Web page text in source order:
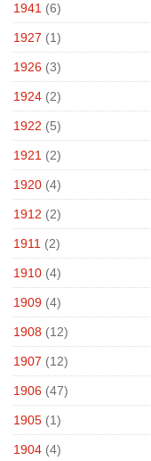
1941 (6)
1927 (1)
1926 (3)
1924 (2)
1922 (5)
1921 (2)
1920 (4)
1912 (2)
1911 (2)
1910 (4)
1909 (4)
1908 (12)
1907 (12)
1906 (47)
1905 (1)
1904 (4)